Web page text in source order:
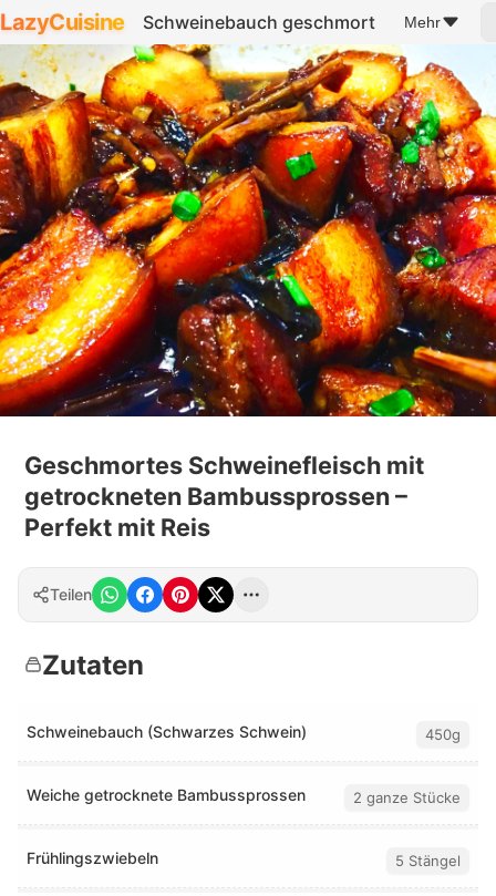
LazyCuisine Schweinebauch geschmort Mehr
Geschmortes Schweinefleisch mit
getrockneten Bambussprossen –
Perfekt mit Reis
Teilen
Zutaten
Schweinebauch (Schwarzes Schwein) 450g
Weiche getrocknete Bambussprossen 2 ganze Stücke
Frühlingszwiebeln 5 Stängel